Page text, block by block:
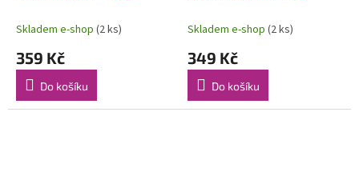
Skladem e-shop (2 ks)
359 Kč
Do košíku
Skladem e-shop (2 ks)
349 Kč
Do košíku